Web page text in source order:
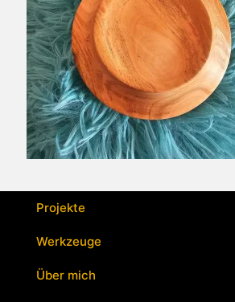
Projekte
Werkzeuge
Über mich